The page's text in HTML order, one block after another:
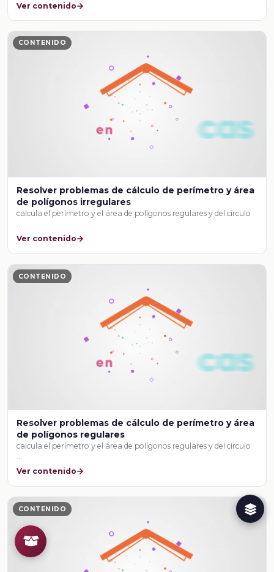
Ver contenido
CONTENIDO
Resolver problemas de cálculo de perímetro y área
de polígonos irregulares
calcula el perímetro y el área de polígonos regulares y del círculo
Ver contenido
CONTENIDO
Resolver problemas de cálculo de perímetro y área
de polígonos regulares
calcula el perímetro y el área de polígonos regulares y del círculo
Ver contenido
CONTENIDO